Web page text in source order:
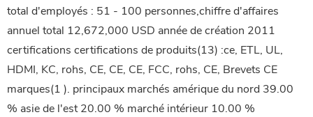
total d'employés : 51 - 100 personnes,chiffre d'affaires
annuel total 12,672,000 USD année de création 2011
certifications certifications de produits(13) :ce, ETL, UL,
HDMI, KC, rohs, CE, CE, CE, FCC, rohs, CE, Brevets CE
marques(1 ). principaux marchés amérique du nord 39.00
% asie de l'est 20.00 % marché intérieur 10.00 %